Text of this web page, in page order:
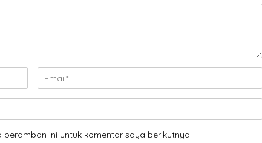
ini untuk komentar saya berikutnya.